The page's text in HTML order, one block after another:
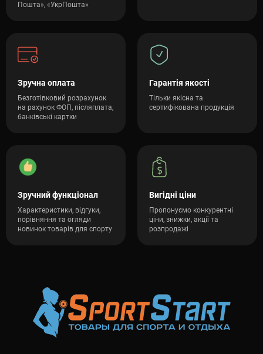
Пошта», «УкрПошта»
Зручна оплата
Безготівковий розрахунок
на рахунок ФОП, післяплата,
банківські картки
Гарантія якості
Тільки якісна та
сертифікована продукція
Зручний функціонал
Характеристики, відгуки,
порівняння та огляди
новинок товарів для спорту
Вигідні ціни
Пропонуємо конкурентні
ціни, знижки, акції та
розпродажі